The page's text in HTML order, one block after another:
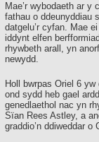
Mae’r wybodaeth ar y
fathau o ddeunyddiau
datgelu’r cyfan. Mae
iddynt elfen
rhywbeth arall, yn
newydd.
Holl bwrpas Oriel 6 yw
ond sydd heb gael
genedlaethol nac yn
Sïan Rees Astley, a
graddio’n ddiweddar o